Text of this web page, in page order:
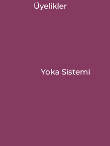
Üyelikler
Yoka Sistemi